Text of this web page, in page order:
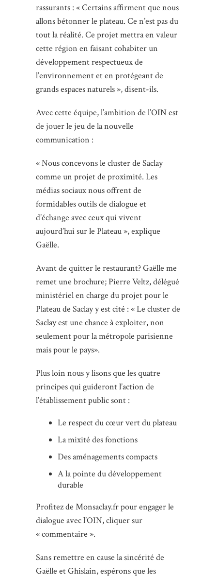
rassurants : « Certains affirment que nous
allons bétonner le plateau. Ce n’est pas du
tout la réalité. Ce projet mettra en valeur
cette région en faisant cohabiter un
développement respectueux de
l’environnement et en protégeant de
grands espaces naturels », disent-ils.
Avec cette équipe, l’ambition de l’OIN est
de jouer le jeu de la nouvelle
communication :
« Nous concevons le cluster de Saclay
comme un projet de proximité. Les
médias sociaux nous offrent de
formidables outils de dialogue et
d’échange avec ceux qui vivent
aujourd’hui sur le Plateau », explique
Gaëlle.
Avant de quitter le restaurant? Gaëlle me
remet une brochure; Pierre Veltz, délégué
ministériel en charge du projet pour le
Plateau de Saclay y est cité : « Le cluster de
Saclay est une chance à exploiter, non
seulement pour la métropole parisienne
mais pour le pays».
Plus loin nous y lisons que les quatre
principes qui guideront l’action de
l’établissement public sont :
Le respect du cœur vert du plateau
La mixité des fonctions
Des aménagements compacts
A la pointe du développement
durable
Profitez de Monsaclay.fr pour engager le
dialogue avec l’OIN, cliquer sur
« commentaire ».
Sans remettre en cause la sincérité de
Gaëlle et Ghislain, espérons que les